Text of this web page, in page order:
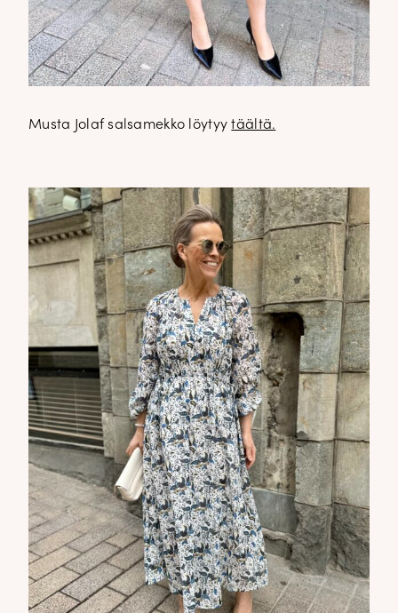
Musta Jolaf salsamekko löytyytäältä.